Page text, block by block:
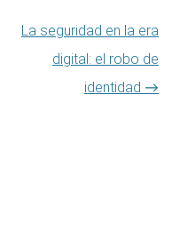
La seguridad en la era
digital: el robo de
identidad →